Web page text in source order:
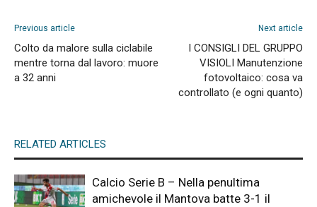
Previous article
Colto da malore sulla ciclabile
mentre torna dal lavoro: muore
a 32 anni
Next article
I CONSIGLI DEL GRUPPO
VISIOLI Manutenzione
fotovoltaico: cosa va
controllato (e ogni quanto)
RELATED ARTICLES
Calcio Serie B – Nella penultima
amichevole il Mantova batte 3-1 il